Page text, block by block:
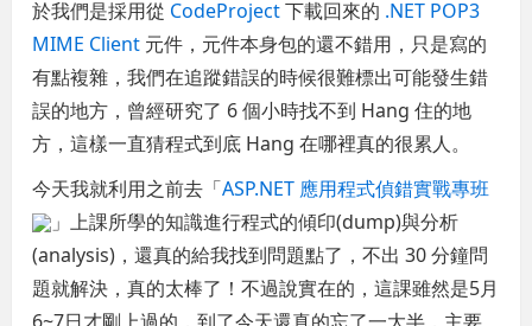
於我們是採用從 CodeProject下載回來的 .NET POP3
MIME Client 元件，元件本身包的還不錯用，只是寫的
有點複雜，我們在追蹤錯誤的時候很難標出可能發生錯
誤的地方，曾經研究了 6 個小時找不到 Hang 住的地
方，這樣一直猜程式到底 Hang 在哪裡真的很累人。
今天我就利用之前去「ASP.NET 應用程式偵錯實戰專班
」上課所學的知識進行程式的傾印(dump)與分析
(analysis)，還真的給我找到問題點了，不出 30 分鐘問
題就解決，真的太棒了！不過說實在的，這課雖然是5月
6~7日才剛上過的，到了今天還真的忘了一大半，主要